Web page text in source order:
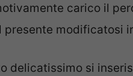
carico il
presente modificatosi
delicatissimo si